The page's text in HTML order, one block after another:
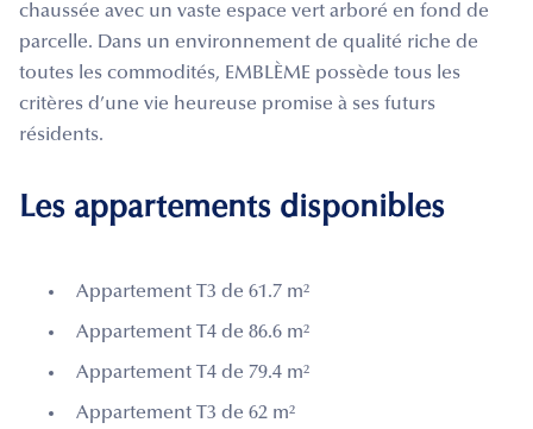
chaussée avec un vaste espace vert arboré en fond de
parcelle. Dans un environnement de qualité riche de
toutes les commodités, EMBLÈME possède tous les
critères d’une vie heureuse promise à ses futurs
résidents.
Les appartements disponibles
Appartement T3 de 61.7 m²
Appartement T4 de 86.6 m²
Appartement T4 de 79.4 m²
Appartement T3 de 62 m²